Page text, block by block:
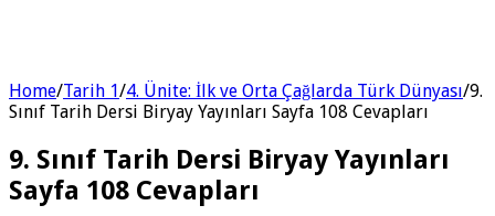
Home/Tarih 1/4. Ünite: İlk ve Orta Çağlarda Türk Dünyası/9.
Sınıf Tarih Dersi Biryay Yayınları Sayfa 108 Cevapları
9. Sınıf Tarih Dersi Biryay Yayınları
Sayfa 108 Cevapları